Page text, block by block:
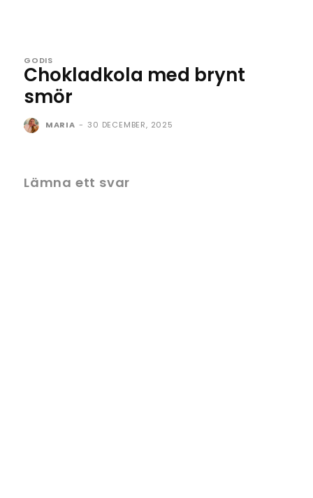
GODIS
Chokladkola med brynt
smör
MARIA - 30 DECEMBER, 2025
Lämna ett svar